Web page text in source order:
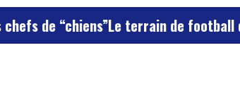
Le terrain de football de La